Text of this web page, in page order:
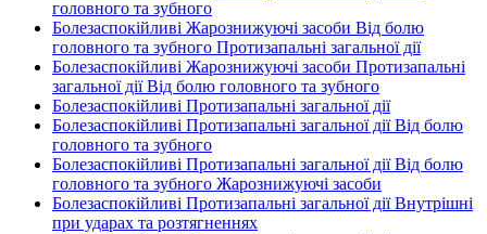
головного та зубного
Болезаспокійливі Жарознижуючі засоби Від болю
головного та зубного Протизапальні загальної дії
Болезаспокійливі Жарознижуючі засоби Протизапальні
загальної дії Від болю головного та зубного
Болезаспокійливі Протизапальні загальної дії
Болезаспокійливі Протизапальні загальної дії Від болю
головного та зубного
Болезаспокійливі Протизапальні загальної дії Від болю
головного та зубного Жарознижуючі засоби
Болезаспокійливі Протизапальні загальної дії Внутрішні
при ударах та розтягненнях